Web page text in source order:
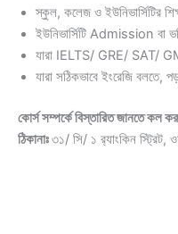
স্কুল, কলেজ ও ইউনিভার্সিটির
ইউনিভার্সিটি Admission বা
যারা IELTS/ GRE/ SAT/
যারা সঠিকভাবে ইংরেজি বলতে,
কোর্সসম্পর্কেবিস্তারিতজানতেকল
ঠিকানাঃ৩১/ সি/ ১ র‍্যাংকিন স্ট্রিট,